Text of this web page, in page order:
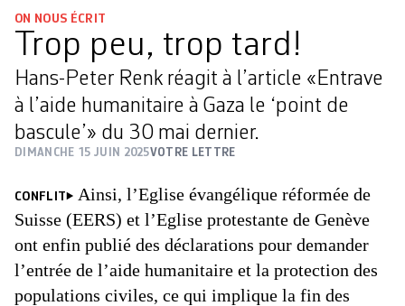
ON NOUS ÉCRIT
Trop peu, trop tard!
Hans-Peter Renk réagit à l’article «Entrave
à l’aide humanitaire à Gaza le ‘point de
bascule’» du 30 mai dernier.
DIMANCHE 15 JUIN 2025VOTRE LETTRE
CONFLIT
Ainsi, l’Eglise évangélique réformée de
Suisse (EERS) et l’Eglise protestante de Genève
ont enfin publié des déclarations pour demander
l’entrée de l’aide humanitaire et la protection des
populations civiles, ce qui implique la fin des